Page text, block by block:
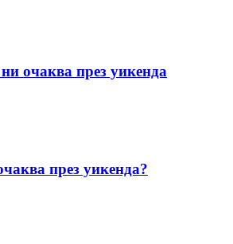
очаква през уикенда
през уикенда?